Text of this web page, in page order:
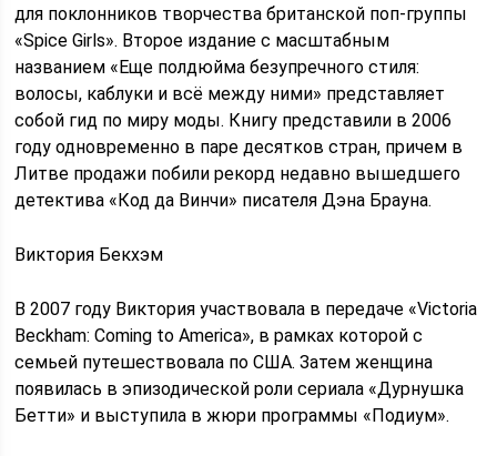
для поклонников творчества британской поп-группы
«Spice Girls». Второе издание с масштабным
названием «Еще полдюйма безупречного стиля:
волосы, каблуки и всё между ними» представляет
собой гид по миру моды. Книгу представили в 2006
году одновременно в паре десятков стран, причем в
Литве продажи побили рекорд недавно вышедшего
детектива «Код да Винчи» писателя Дэна Брауна.
Виктория Бекхэм
В 2007 году Виктория участвовала в передаче «Victoria
Beckham: Coming to America», в рамках которой с
семьей путешествовала по США. Затем женщина
появилась в эпизодической роли сериала «Дурнушка
Бетти» и выступила в жюри программы «Подиум».